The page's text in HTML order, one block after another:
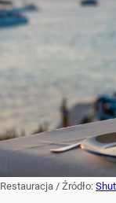
Restauracja / Źródło: